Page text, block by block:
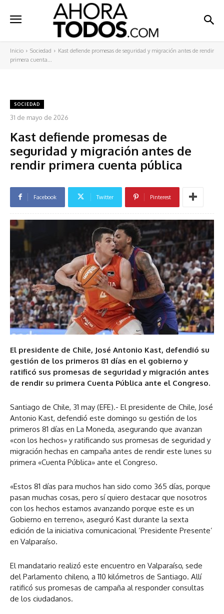
Inicio Sociedad
Kast defiende promesas de seguridad y migración antes de rendir
primera cuenta...
SOCIEDAD
31 de mayo de 2026
Kast defiende promesas de
seguridad y migración antes de
rendir primera cuenta pública
Facebook Twitter Pinterest
El presidente de Chile, José Antonio Kast, defendió su
gestión de los primeros 81 días en el gobierno y
ratificó sus promesas de seguridad y migración antes
de rendir su primera Cuenta Pública ante el Congreso.
Santiago de Chile, 31 may (EFE).- El presidente de Chile, José
Antonio Kast, defendió este domingo su gestión de los
primeros 81 días en La Moneda, asegurando que avanzan
«con los hechos» y ratificando sus promesas de seguridad y
migración hechas en campaña antes de rendir este lunes su
primera «Cuenta Pública» ante el Congreso.
«Estos 81 días para muchos han sido como 365 días, porque
pasan muchas cosas, pero sí quiero destacar que nosotros
con los hechos estamos avanzando porque este es un
Gobierno en terreno», aseguró Kast durante la sexta
edición de la iniciativa comunicacional ‘Presidente Presente’
en Valparaíso.
El mandatario realizó este encuentro en Valparaíso, sede
del Parlamento chileno, a 110 kilómetros de Santiago. Allí
ratificó sus promesas de campaña al responder consultas
de los ciudadanos.